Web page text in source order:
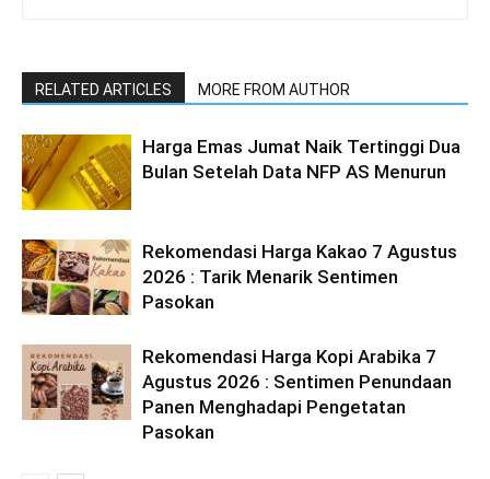
RELATED ARTICLES MORE FROM AUTHOR
Harga Emas Jumat Naik Tertinggi Dua
Bulan Setelah Data NFP AS Menurun
Rekomendasi Harga Kakao 7 Agustus
2026 : Tarik Menarik Sentimen
Pasokan
Rekomendasi Harga Kopi Arabika 7
Agustus 2026 : Sentimen Penundaan
Panen Menghadapi Pengetatan
Pasokan